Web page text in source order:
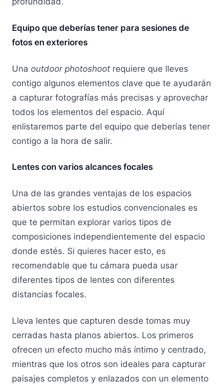
Equipo que deberías tener para sesiones de
fotos en exteriores
Una outdoor photoshoot requiere que lleves
contigo algunos elementos clave que te ayudarán
a capturar fotografías más precisas y aprovechar
todos los elementos del espacio. Aquí
enlistaremos parte del equipo que deberías tener
contigo a la hora de salir.
Lentes con varios alcances focales
Una de las grandes ventajas de los espacios
abiertos sobre los estudios convencionales es
que te permitan explorar varios tipos de
composiciones independientemente del espacio
donde estés. Si quieres hacer esto, es
recomendable que tu cámara pueda usar
diferentes tipos de lentes con diferentes
distancias focales.
Lleva lentes que capturen desde tomas muy
cerradas hasta planos abiertos. Los primeros
ofrecen un efecto mucho más íntimo y centrado,
mientras que los otros son ideales para capturar
paisajes completos y enlazados con un elemento